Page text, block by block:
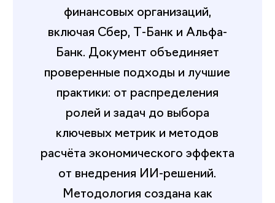
финансовых организаций,
включая Сбер, Т-Банк и Альфа-
Банк. Документ объединяет
проверенные подходы и лучшие
практики: от распределения
ролей и задач до выбора
ключевых метрик и методов
расчёта экономического эффекта
от внедрения ИИ-решений.
Методология создана как